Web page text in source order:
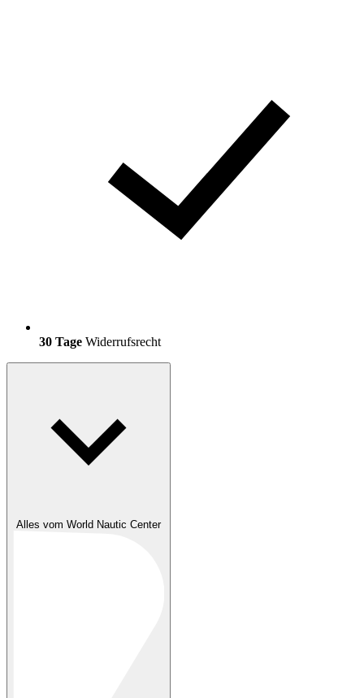
30 Tage Widerrufsrecht
Alles vom World Nautic Center